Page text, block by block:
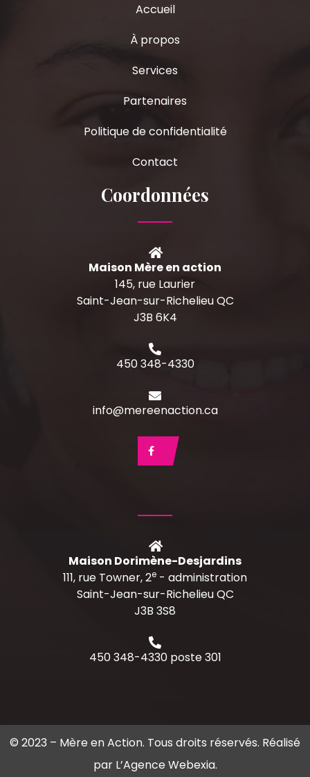
Accueil
À propos
Services
Partenaires
Politique de confidentialité
Contact
Coordonnées
Maison Mère en action
145, rue Laurier
Saint-Jean-sur-Richelieu QC
J3B 6K4
450 348-4330
info@mereenaction.ca
Maison Dorimène-Desjardins
111, rue Towner, 2e - administration
Saint-Jean-sur-Richelieu QC
J3B 3S8
450 348-4330 poste 301
© 2023 – Mère en Action. Tous droits réservés. Réalisé
par L’Agence Webexia.